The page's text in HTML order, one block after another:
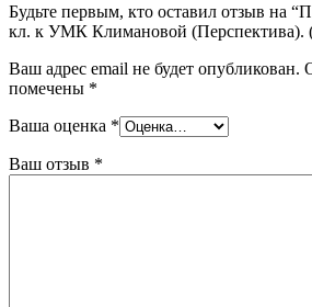
Будьте первым, кто оставил отзыв на
кл. к УМК Климановой (Перспектива).
Ваш адрес email не будет опубликован.
помечены *
Ваша оценка *
Ваш отзыв *